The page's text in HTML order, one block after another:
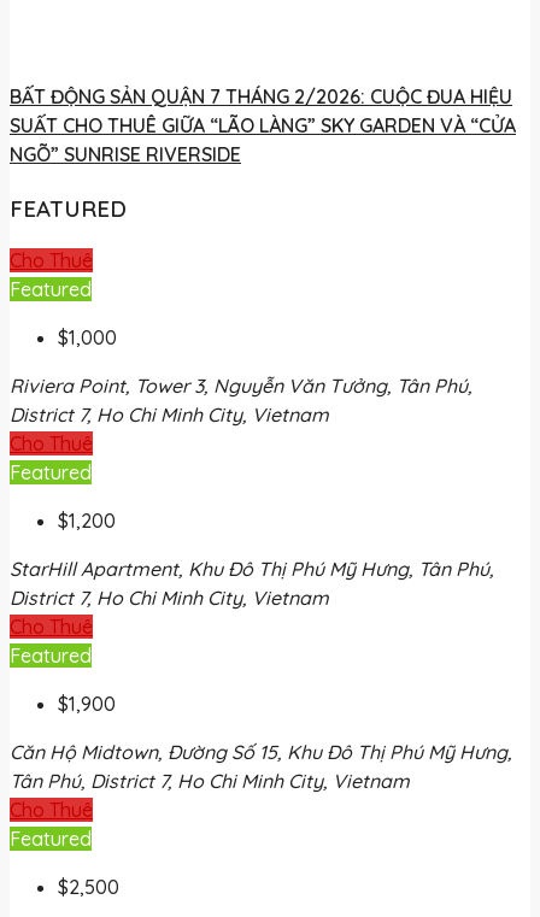
BẤT ĐỘNG SẢN QUẬN 7 THÁNG 2/2026: CUỘC ĐUA HIỆU
SUẤT CHO THUÊ GIỮA “LÃO LÀNG” SKY GARDEN VÀ “CỬA
NGÕ” SUNRISE RIVERSIDE
FEATURED
Cho Thuê
Featured
$1,000
Riviera Point, Tower 3, Nguyễn Văn Tưởng, Tân Phú,
District 7, Ho Chi Minh City, Vietnam
Cho Thuê
Featured
$1,200
StarHill Apartment, Khu Đô Thị Phú Mỹ Hưng, Tân Phú,
District 7, Ho Chi Minh City, Vietnam
Cho Thuê
Featured
$1,900
Căn Hộ Midtown, Đường Số 15, Khu Đô Thị Phú Mỹ Hưng,
Tân Phú, District 7, Ho Chi Minh City, Vietnam
Cho Thuê
Featured
$2,500